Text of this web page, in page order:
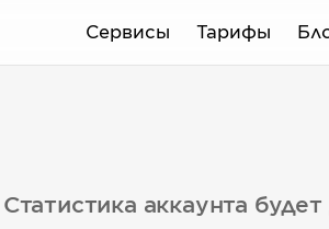
Сервисы Тарифы
Статистика аккаунта